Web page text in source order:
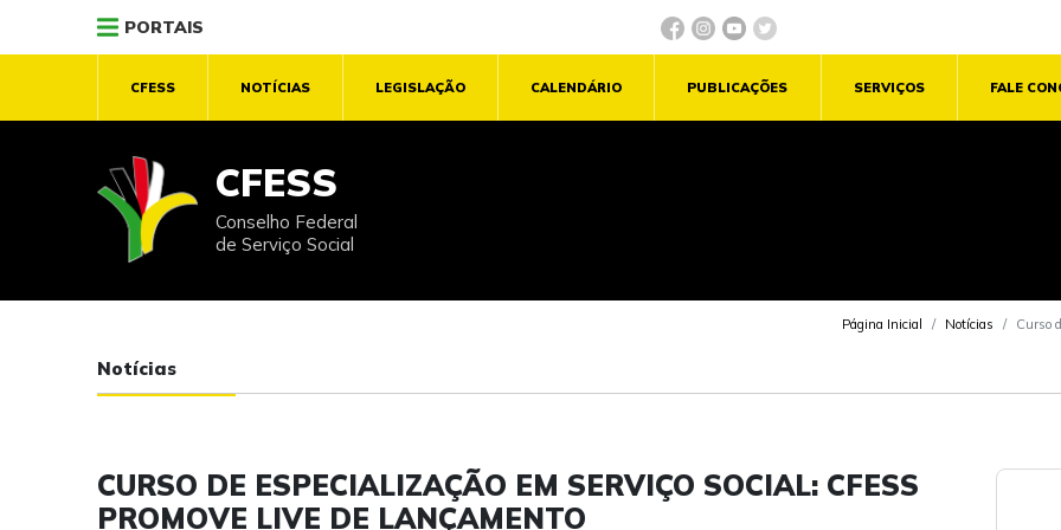
PORTAIS
CFESS NOTÍCIAS LEGISLAÇÃO CALENDÁRIO PUBLICAÇÕES SERVIÇOS FALE
CFESS
Conselho Federal
de Serviço Social
Página Inicial Notícias Curso
Notícias
CURSO DE ESPECIALIZAÇÃO EM SERVIÇO SOCIAL: CFESS
PROMOVE LIVE DE LANÇAMENTO